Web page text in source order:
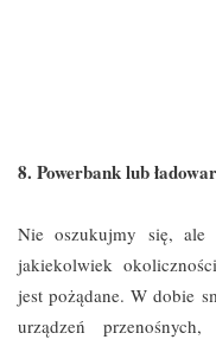
8. Powerbank lub
Nie oszukujmy się,
jakiekolwiek
jest pożądane. W dobie
urządzeń